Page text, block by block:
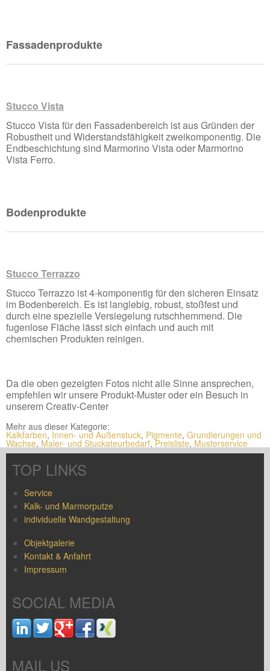
Fassadenprodukte
Stucco Vista
Stucco Vista für den Fassadenbereich ist aus Gründen der
Robustheit und Widerstandsfähigkeit zweikomponentig. Die
Endbeschichtung sind Marmorino Vista oder Marmorino
Vista Ferro.
Bodenprodukte
Stucco Terrazzo
Stucco Terrazzo ist 4-komponentig für den sicheren Einsatz
im Bodenbereich. Es ist langlebig, robust, stoßfest und
durch eine spezielle Versiegelung rutschhemmend. Die
fugenlose Fläche lässt sich einfach und auch mit
chemischen Produkten reinigen.
Da die oben gezeigten Fotos nicht alle Sinne ansprechen,
empfehlen wir unsere Produkt-Muster oder ein Besuch in
unserem Creativ-Center
Mehr aus dieser Kategorie:
Kalkfarben, Innen- und Außenstuck, Pigmente, Grundierungen und
Wachse, Maler- und Stuckateurbedarf,Preisliste, Musterservice
TOP LINKS
Service
Kalk- und Marmorputze
individuelle Wandgestaltung
Objektgalerie
Kontakt & Anfahrt
Impressum
SOCIAL MEDIA
MAIL US